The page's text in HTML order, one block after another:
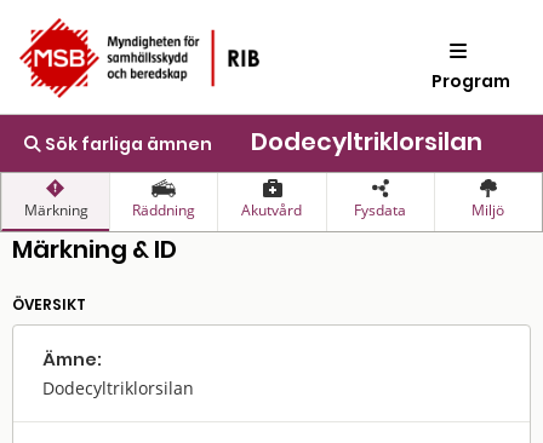
Program
Sök farliga ämnen Dodecyltriklorsilan
Märkning Räddning Akutvård Fysdata Miljö
Märkning & ID
ÖVERSIKT
Ämne:
Dodecyltriklorsilan